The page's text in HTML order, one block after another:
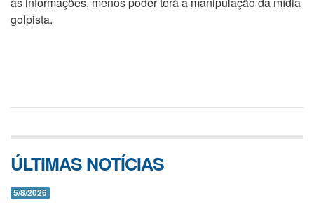
golpista.
ÚLTIMAS NOTÍCIAS
5/8/2026